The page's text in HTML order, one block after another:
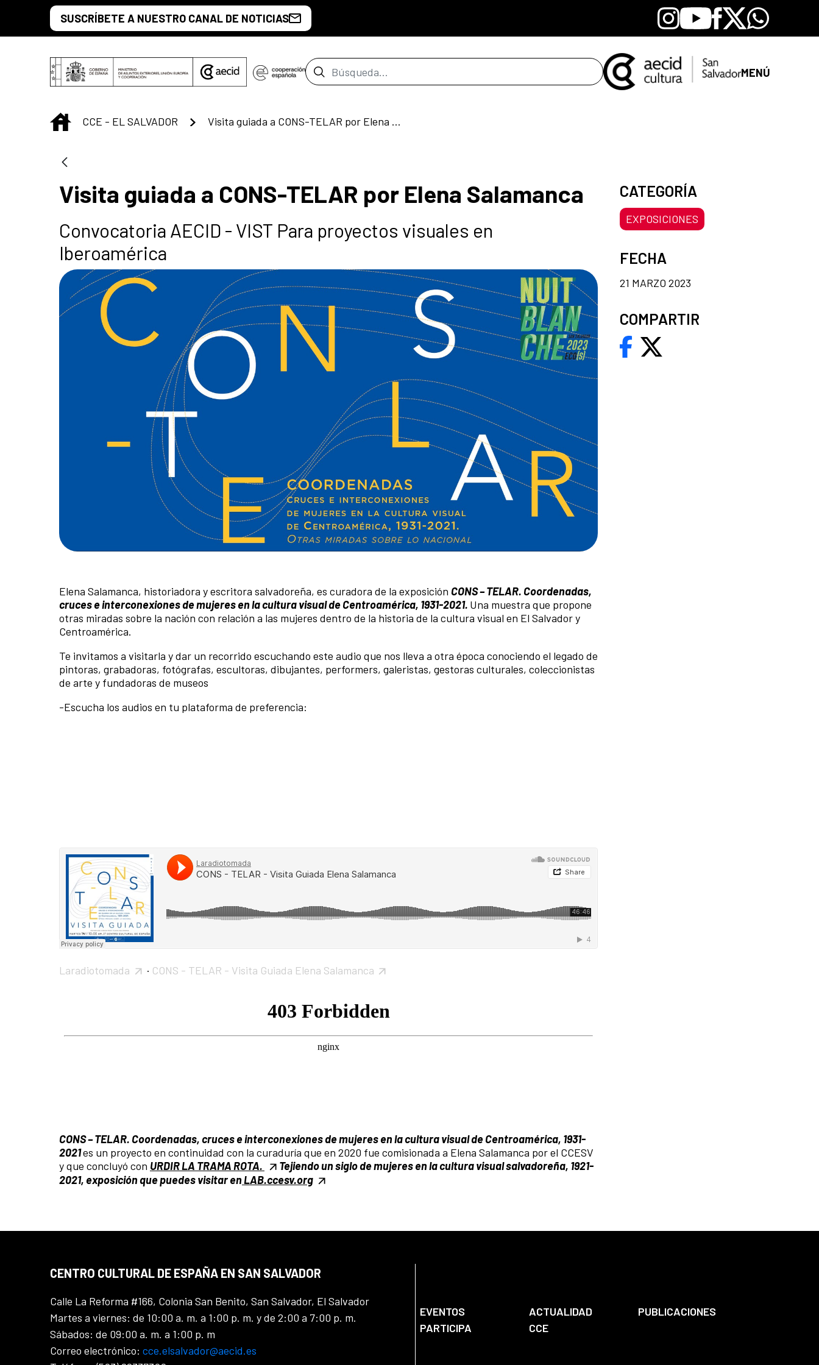
Saltar al contenido principal
SUSCRÍBETE A NUESTRO CANAL DE NOTICIAS Instagram
YoutubeFacebook
X Whatsapp
Barra de búsqueda MENÚ
INICIO
CCE - EL SALVADOR Visita guiada a CONS-TELAR por Elena Salamanca
Visita guiada a CONS-TELAR por Elena Salamanca
Convocatoria AECID - VIST Para proyectos visuales en
Iberoamérica
Elena Salamanca, historiadora y escritora salvadoreña, es curadora de la exposición CONS – TELAR. Coordenadas,
cruces e interconexiones de mujeres en la cultura visual de Centroamérica, 1931-2021. Una muestra que propone
otras miradas sobre la nación con relación a las mujeres dentro de la historia de la cultura visual en El Salvador y
Centroamérica.
Te invitamos a visitarla y dar un recorrido escuchando este audio que nos lleva a otra época conociendo el legado de
pintoras, grabadoras, fotógrafas, escultoras, dibujantes, performers, galeristas, gestoras culturales, coleccionistas
de arte y fundadoras de museos
-Escucha los audios en tu plataforma de preferencia:
Laradiotomada · CONS - TELAR - Visita Guiada Elena Salamanca
CONS – TELAR. Coordenadas, cruces e interconexiones de mujeres en la cultura visual de Centroamérica, 1931-
2021es un proyecto en continuidad con la curaduría que en 2020 fue comisionada a Elena Salamanca por el CCESV
y que concluyó con URDIR LA TRAMA ROTA.
Tejiendo un siglo de mujeres en la cultura visual salvadoreña, 1921-
2021, exposición que puedes visitar enLAB.ccesv.org
CATEGORÍA
EXPOSICIONES
FECHA
21 MARZO 2023
COMPARTIR
CENTRO CULTURAL DE ESPAÑA EN SAN SALVADOR
Calle La Reforma #166, Colonia San Benito, San Salvador, El Salvador
Martes a viernes: de 10:00 a. m. a 1:00 p. m. y de 2:00 a 7:00 p. m.
Sábados: de 09:00 a. m. a 1:00 p. m
Correo electrónico: cce.elsalvador@aecid.es
EVENTOS ACTUALIDAD
PUBLICACIONES
PARTICIPA
CCE